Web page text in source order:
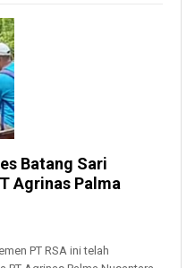
Batang Sari
Agrinas Palma
PT RSA ini telah